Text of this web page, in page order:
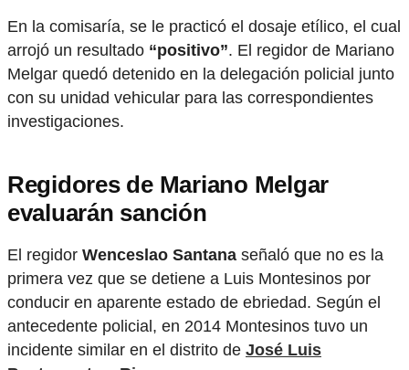
En la comisaría, se le practicó el dosaje etílico, el cual
arrojó un resultado “positivo”. El regidor de Mariano
Melgar quedó detenido en la delegación policial junto
con su unidad vehicular para las correspondientes
investigaciones.
Regidores de Mariano Melgar
evaluarán sanción
El regidor Wenceslao Santana señaló que no es la
primera vez que se detiene a Luis Montesinos por
conducir en aparente estado de ebriedad. Según el
antecedente policial, en 2014 Montesinos tuvo un
incidente similar en el distrito de José Luis